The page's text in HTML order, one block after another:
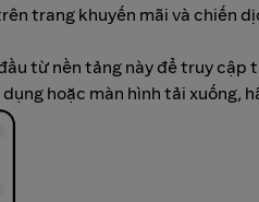
trang khuyến mãi và chiến
từ nền tảng này để truy cập
hoặc màn hình tải xuống,